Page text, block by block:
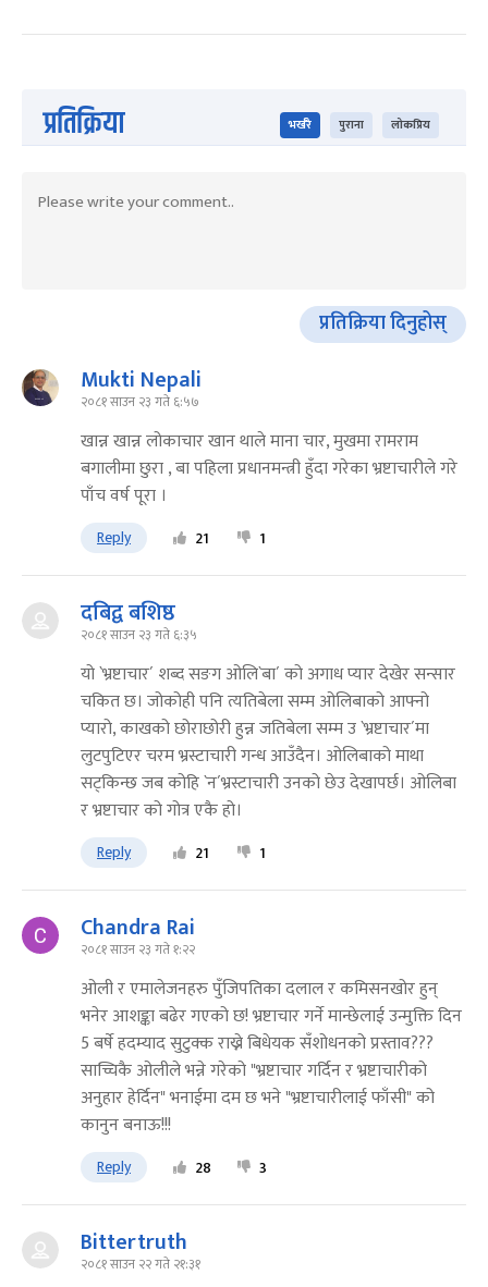
प्रतिक्रिया भर्खरै पुराना लोकप्रिय
प्रतिक्रिया दिनुहोस्
Mukti Nepali
२०८१ साउन २३ गते ६:५७
खान्न खान्न लोकाचार खान थाले माना चार, मुखमा रामराम
बगालीमा छुरा , बा पहिला प्रधानमन्त्री हुँदा गरेका भ्रष्टाचारीले गरे
पाँच वर्ष पूरा ।
Reply 21 1
दबिद्व बशिष्ठ
२०८१ साउन २३ गते ६:३५
यो `भ्रष्टाचार´ शब्द सङग ओलि`बा´ को अगाध प्यार देखेर सन्सार
चकित छ। जोकोही पनि त्यतिबेला सम्म ओलिबाको आफ्नो
प्यारो, काखको छोराछोरी हुन्न जतिबेला सम्म उ `भ्रष्टाचार´मा
लुटपुटिएर चरम भ्रस्टाचारी गन्ध आउँदैन। ओलिबाको माथा
सट्किन्छ जब कोहि `न´भ्रस्टाचारी उनको छेउ देखापर्छ। ओलिबा
र भ्रष्टाचार को गोत्र एकै हो।
Reply 21 1
Chandra Rai
२०८१ साउन २३ गते १:२२
ओली र एमालेजनहरु पुँजिपतिका दलाल र कमिसनखोर हुन्
भनेर आशङ्का बढेर गएको छ! भ्रष्टाचार गर्ने मान्छेलाई उन्मुक्ति दिन
5 बर्षे हदम्याद सुटुक्क राख्ने बिधेयक सँशोधनको प्रस्ताव???
साच्चिकै ओलीले भन्ने गरेको "भ्रष्टाचार गर्दिन र भ्रष्टाचारीको
अनुहार हेर्दिन" भनाईमा दम छ भने "भ्रष्टाचारीलाई फाँसी" को
कानुन बनाऊ!!!
Reply 28 3
Bittertruth
२०८१ साउन २२ गते २१:३१